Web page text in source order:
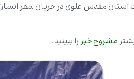
مقدس علوی در جریان سفر
مشروح خبررا ببینید.